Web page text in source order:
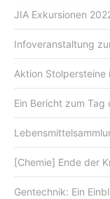
JIA Exkursionen
Infoveranstaltung
Aktion Stolpersteine
Ein Bericht zum Tag
[Chemie] Ende der
Gentechnik: Ein